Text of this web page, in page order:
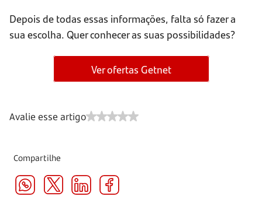
Depois de todas essas informações, falta só fazer a
sua escolha. Quer conhecer as suas possibilidades?
Ver ofertas Getnet
Avalie esse artigo
Compartilhe